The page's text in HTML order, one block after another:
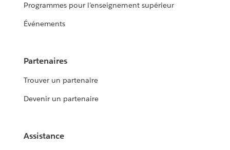
Programmes pour l’enseignement supérieur
Événements
Partenaires
Trouver un partenaire
Devenir un partenaire
Assistance